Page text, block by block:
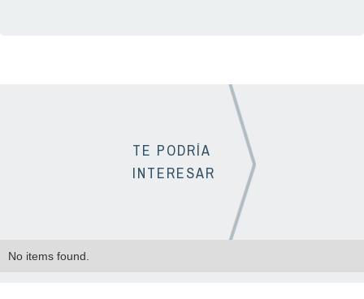
TE PODRÍA
INTERESAR
No items found.